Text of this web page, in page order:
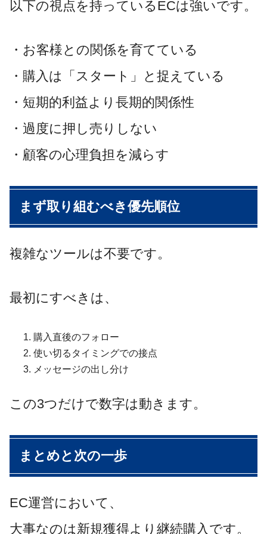
以下の視点を持っているECは強いです。
・お客様との関係を育てている
・購入は「スタート」と捉えている
・短期的利益より長期的関係性
・過度に押し売りしない
・顧客の心理負担を減らす
まず取り組むべき優先順位
複雑なツールは不要です。
最初にすべきは、
購入直後のフォロー
使い切るタイミングでの接点
メッセージの出し分け
この3つだけで数字は動きます。
まとめと次の一歩
EC運営において、
大事なのは新規獲得より継続購入です。